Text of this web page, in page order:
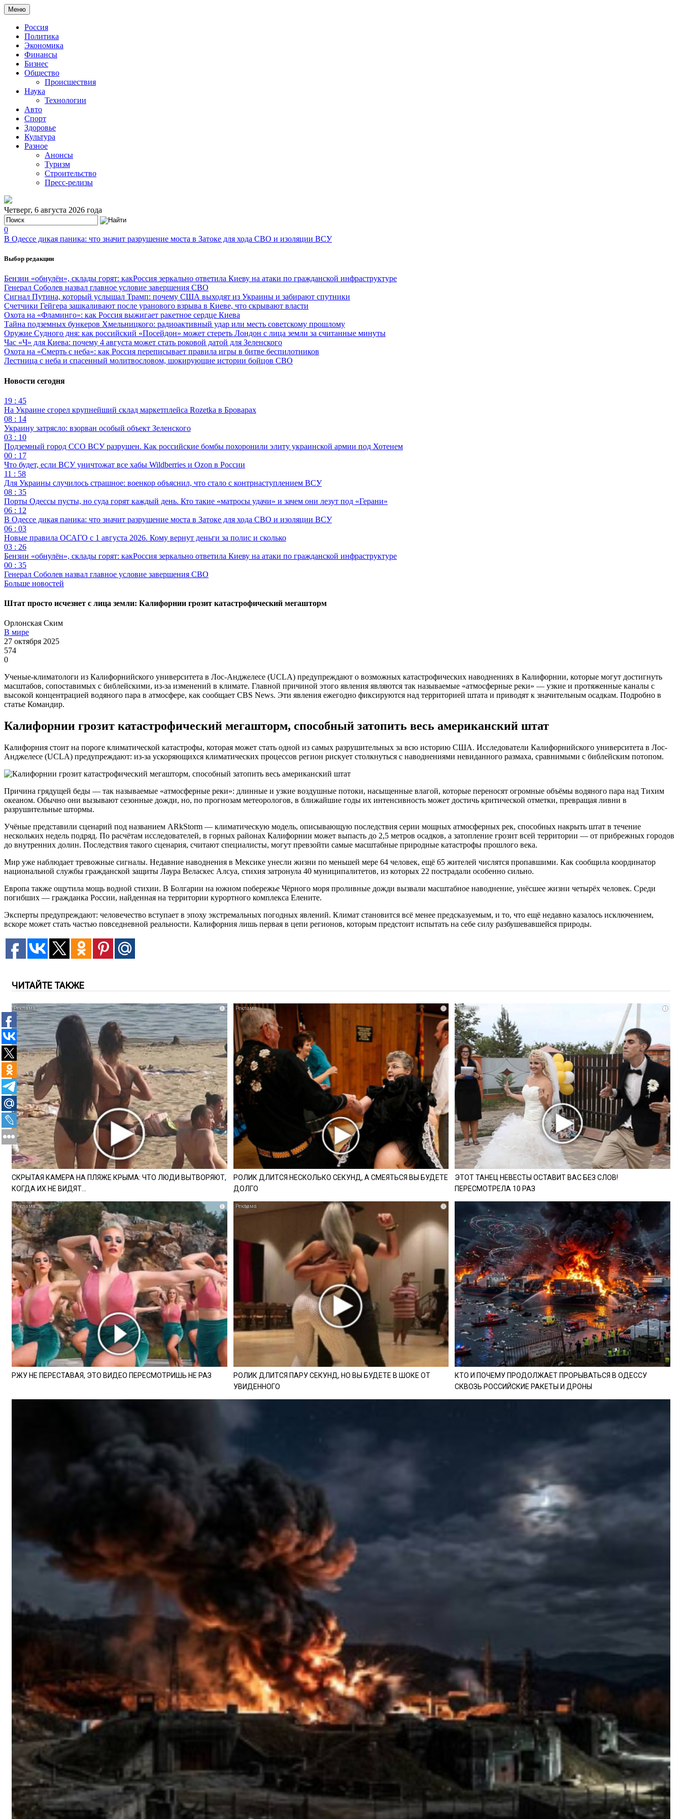
Меню
Россия
Политика
Экономика
Финансы
Бизнес
Общество
Происшествия
Наука
Технологии
Авто
Спорт
Здоровье
Культура
Разное
Анонсы
Туризм
Строительство
Пресс-релизы
Четверг, 6 августа 2026 года
0
В Одессе дикая паника: что значит разрушение моста в Затоке для хода СВО и изоляции ВСУ
Выбор редакции
Бензин «обнулён», склады горят: какРоссия зеркально ответила Киеву на атаки по гражданской инфраструктуре
Генерал Соболев назвал главное условие завершения СВО
Сигнал Путина, который услышал Трамп: почему США выходят из Украины и забирают спутники
Счетчики Гейгера зашкаливают после уранового взрыва в Киеве, что скрывают власти
Охота на «Фламинго»: как Россия выжигает ракетное сердце Киева
Тайна подземных бункеров Хмельницкого: радиоактивный удар или месть советскому прошлому
Оружие Судного дня: как российский «Посейдон» может стереть Лондон с лица земли за считанные минуты
Час «Ч» для Киева: почему 4 августа может стать роковой датой для Зеленского
Охота на «Смерть с неба»: как Россия переписывает правила игры в битве беспилотников
Лестница с неба и спасенный молитвословом, шокирующие истории бойцов СВО
Новости сегодня
19 : 45
На Украине сгорел крупнейший склад маркетплейса Rozetka в Броварах
08 : 14
Украину затрясло: взорван особый объект Зеленского
03 : 10
Подземный город ССО ВСУ разрушен. Как российские бомбы похоронили элиту украинской армии под Хотенем
00 : 17
Что будет, если ВСУ уничтожат все хабы Wildberries и Ozon в России
11 : 58
Для Украины случилось страшное: военкор объяснил, что стало с контрнаступлением ВСУ
08 : 35
Порты Одессы пусты, но суда горят каждый день. Кто такие «матросы удачи» и зачем они лезут под «Герани»
06 : 12
В Одессе дикая паника: что значит разрушение моста в Затоке для хода СВО и изоляции ВСУ
06 : 03
Новые правила ОСАГО с 1 августа 2026. Кому вернут деньги за полис и сколько
03 : 26
Бензин «обнулён», склады горят: какРоссия зеркально ответила Киеву на атаки по гражданской инфраструктуре
00 : 35
Генерал Соболев назвал главное условие завершения СВО
Больше новостей
Штат просто исчезнет с лица земли: Калифорнии грозит катастрофический мегашторм
Орлонская Ским
В мире
27 октября 2025
574
0
Ученые-климатологи из Калифорнийского университета в Лос-Анджелесе (UCLA) предупреждают о возможных катастрофических наводнениях в Калифорнии, которые могут достигнуть
масштабов, сопоставимых с библейскими, из-за изменений в климате. Главной причиной этого явления являются так называемые «атмосферные реки» — узкие и протяженные каналы с
высокой концентрацией водяного пара в атмосфере, как сообщает CBS News. Эти явления ежегодно фиксируются над территорией штата и приводят к значительным осадкам. Подробно в
статье Командир.
Калифорнии грозит катастрофический мегашторм, способный затопить весь американский штат
Калифорния стоит на пороге климатической катастрофы, которая может стать одной из самых разрушительных за всю историю США. Исследователи Калифорнийского университета в Лос-
Анджелесе (UCLA) предупреждают: из-за ускоряющихся климатических процессов регион рискует столкнуться с наводнениями невиданного размаха, сравнимыми с библейским потопом.
Причина грядущей беды — так называемые «атмосферные реки»: длинные и узкие воздушные потоки, насыщенные влагой, которые переносят огромные объёмы водяного пара над Тихим
океаном. Обычно они вызывают сезонные дожди, но, по прогнозам метеорологов, в ближайшие годы их интенсивность может достичь критической отметки, превращая ливни в
разрушительные штормы.
Учёные представили сценарий под названием ARkStorm — климатическую модель, описывающую последствия серии мощных атмосферных рек, способных накрыть штат в течение
нескольких недель подряд. По расчётам исследователей, в горных районах Калифорнии может выпасть до 2,5 метров осадков, а затопление грозит всей территории — от прибрежных городов
до внутренних долин. Последствия такого сценария, считают специалисты, могут превзойти самые масштабные природные катастрофы прошлого века.
Мир уже наблюдает тревожные сигналы. Недавние наводнения в Мексике унесли жизни по меньшей мере 64 человек, ещё 65 жителей числятся пропавшими. Как сообщила координатор
национальной службы гражданской защиты Лаура Веласкес Алсуа, стихия затронула 40 муниципалитетов, из которых 22 пострадали особенно сильно.
Европа также ощутила мощь водной стихии. В Болгарии на южном побережье Чёрного моря проливные дожди вызвали масштабное наводнение, унёсшее жизни четырёх человек. Среди
погибших — гражданка России, найденная на территории курортного комплекса Елените.
Эксперты предупреждают: человечество вступает в эпоху экстремальных погодных явлений. Климат становится всё менее предсказуемым, и то, что ещё недавно казалось исключением,
вскоре может стать частью повседневной реальности. Калифорния лишь первая в цепи регионов, которым предстоит испытать на себе силу разбушевавшейся природы.
ЧИТАЙТЕ ТАКЖЕ
i
СКРЫТАЯ КАМЕРА НА ПЛЯЖЕ КРЫМА: ЧТО ЛЮДИ ВЫТВОРЯЮТ,
КОГДА ИХ НЕ ВИДЯТ...
i
РОЛИК ДЛИТСЯ НЕСКОЛЬКО СЕКУНД, А СМЕЯТЬСЯ ВЫ БУДЕТЕ
ДОЛГО
i
ЭТОТ ТАНЕЦ НЕВЕСТЫ ОСТАВИТ ВАС БЕЗ СЛОВ!
ПЕРЕСМОТРЕЛА 10 РАЗ
i
РЖУ НЕ ПЕРЕСТАВАЯ, ЭТО ВИДЕО ПЕРЕСМОТРИШЬ НЕ РАЗ
i
РОЛИК ДЛИТСЯ ПАРУ СЕКУНД, НО ВЫ БУДЕТЕ В ШОКЕ ОТ
УВИДЕННОГО
КТО И ПОЧЕМУ ПРОДОЛЖАЕТ ПРОРЫВАТЬСЯ В ОДЕССУ
СКВОЗЬ РОССИЙСКИЕ РАКЕТЫ И ДРОНЫ